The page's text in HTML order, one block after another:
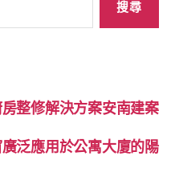
整修解決方案安南建案
泛應用於公寓大廈的陽